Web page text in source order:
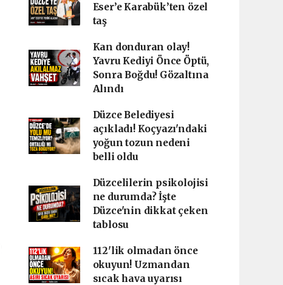
Eser’e Karabük’ten özel
taş
Kan donduran olay!
Yavru Kediyi Önce Öptü,
Sonra Boğdu! Gözaltına
Alındı
Düzce Belediyesi
açıkladı! Koçyazı'ndaki
yoğun tozun nedeni
belli oldu
Düzcelilerin psikolojisi
ne durumda? İşte
Düzce'nin dikkat çeken
tablosu
112'lik olmadan önce
okuyun! Uzmandan
sıcak hava uyarısı